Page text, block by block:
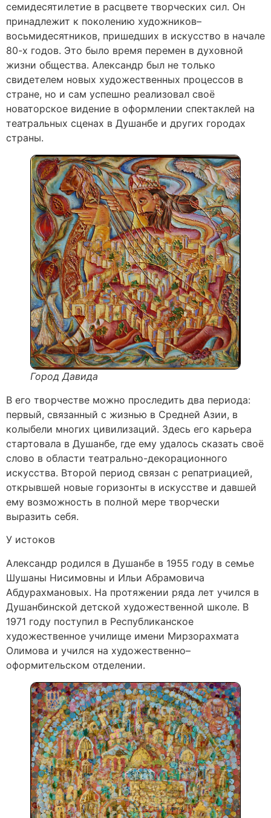
семидесятилетие в расцвете творческих сил. Он
принадлежит к поколению художников–
восьмидесятников, пришедших в искусство в начале
80-х годов. Это было время перемен в духовной
жизни общества. Александр был не только
свидетелем новых художественных процессов в
стране, но и сам успешно реализовал своё
новаторское видение в оформлении спектаклей на
театральных сценах в Душанбе и других городах
страны.
Город Давида
В его творчестве можно проследить два периода:
первый, связанный с жизнью в Средней Азии, в
колыбели многих цивилизаций. Здесь его карьера
стартовала в Душанбе, где ему удалось сказать своё
слово в области театрально-декорационного
искусства. Второй период связан с репатриацией,
открывшей новые горизонты в искусстве и давшей
ему возможность в полной мере творчески
выразить себя.
У истоков
Александр родился в Душанбе в 1955 году в семье
Шушаны Нисимовны и Ильи Абрамовича
Абдурахмановых. На протяжении ряда лет учился в
Душанбинской детской художественной школе. В
1971 году поступил в Республиканское
художественное училище имени Мирзорахмата
Олимова и учился на художественно–
оформительском отделении.